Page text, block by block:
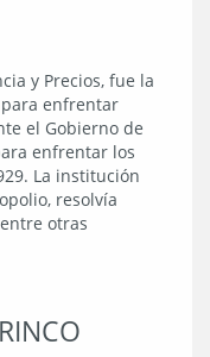
y Precios, fue la
enfrentar
el Gobierno de
enfrentar los
La institución
resolvía
otras